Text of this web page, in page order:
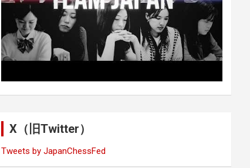
X（旧Twitter）
Tweets by JapanChessFed